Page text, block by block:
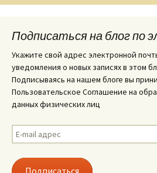
Подписаться на блог по
Укажите свой адрес электронной
уведомления о новых записях в этом
Подписываясь на нашем блоге вы
Пользовательское Соглашение на
данных физических лиц
E-
mail
Подписаться